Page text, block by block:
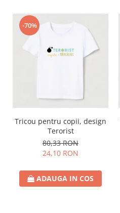
-70%
Tricou pentru copii, design
Terorist
80,33 RON
24,10 RON
ADAUGA IN COS